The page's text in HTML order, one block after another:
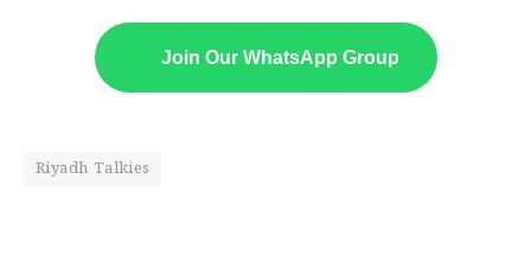
Join Our WhatsApp Group
Riyadh Talkies